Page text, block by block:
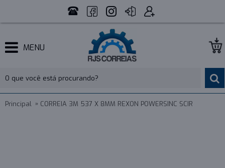
MENU
Principal CORREIA 3M 537 X 8MM REXON POWERSINC SCIR